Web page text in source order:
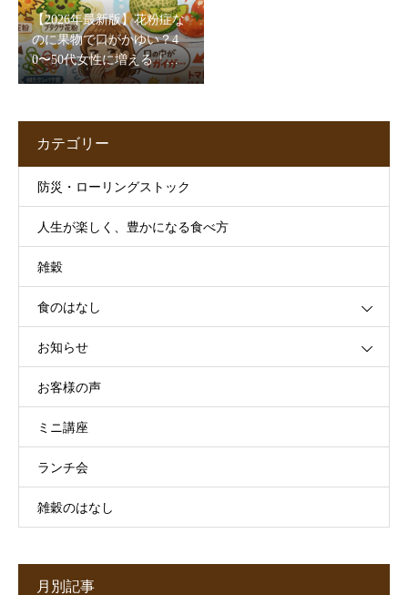
【2026年最新版】花粉症な
のに果物で口がかゆい？4
0〜50代女性に増える「口
腔アレルギー症候群」とは
カテゴリー
防災・ローリングストック
人生が楽しく、豊かになる食べ方
雑穀
食のはなし
お知らせ
お客様の声
ミニ講座
ランチ会
雑穀のはなし
月別記事